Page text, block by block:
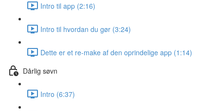
Intro til app (2:16)
Intro til hvordan du gør (3:24)
Dette er et re-make af den oprindelige app (1:14)
Dårlig søvn
Intro (6:37)